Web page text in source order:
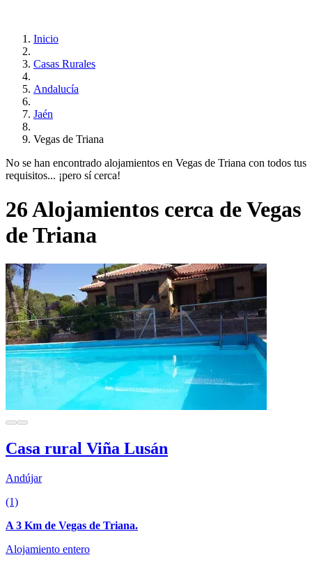
Inicio
Casas Rurales
Andalucía
Jaén
Vegas de Triana
No se han encontrado alojamientos en Vegas de Triana con todos tus
requisitos... ¡pero sí cerca!
26 Alojamientos cerca de Vegas
de Triana
Casa rural Viña Lusán
Andújar
(1)
A 3 Km de Vegas de Triana.
Alojamiento entero